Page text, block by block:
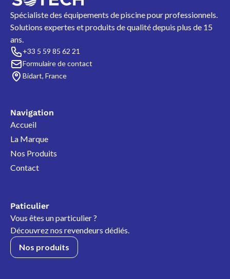
Spécialiste des équipements de piscine pour professionnels.
Solutions expertes et produits de qualité depuis plus de 15
ans.
+33 5 59 85 62 21
Formulaire de contact
Bidart, France
Navigation
Accueil
La Marque
Nos Produits
Contact
Paticulier
Vous êtes un particulier ?
Découvrez nos revendeurs dédiés.
Nos produits